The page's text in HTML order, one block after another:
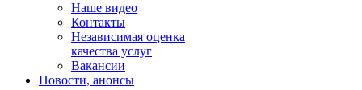
Наше видео
Контакты
Независимая оценка
качества услуг
Вакансии
Новости, анонсы